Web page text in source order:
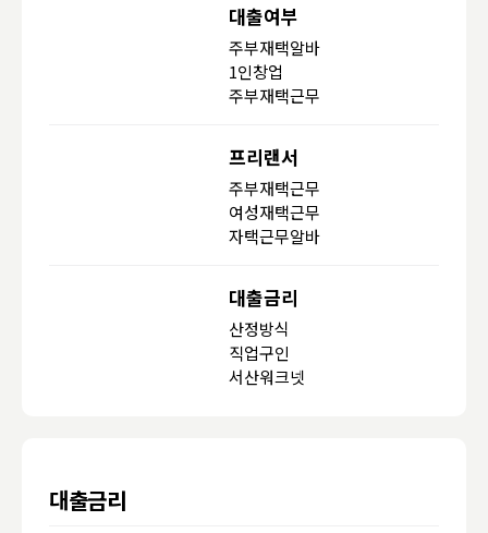
대출여부
주부재택알바
1인창업
주부재택근무
프리랜서
주부재택근무
여성재택근무
자택근무알바
대출금리
산정방식
직업구인
서산워크넷
대출금리